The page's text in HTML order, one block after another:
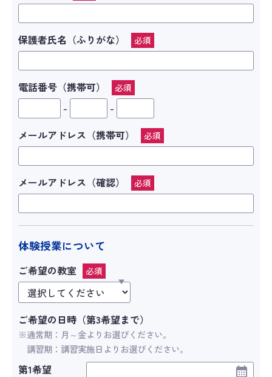
保護者氏名（ふりがな） 必須
電話番号（携帯可） 必須
-
-
メールアドレス（携帯可）
必須
メールアドレス（確認） 必須
体験授業について
ご希望の教室 必須
ご希望の日時（第3希望まで）
※通常期：月～金よりお選びください。
講習期：講習実施日よりお選びください。
第1希望